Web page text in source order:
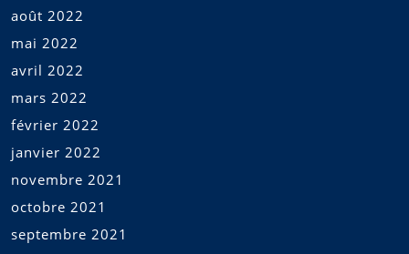
août 2022
mai 2022
avril 2022
mars 2022
février 2022
janvier 2022
novembre 2021
octobre 2021
septembre 2021